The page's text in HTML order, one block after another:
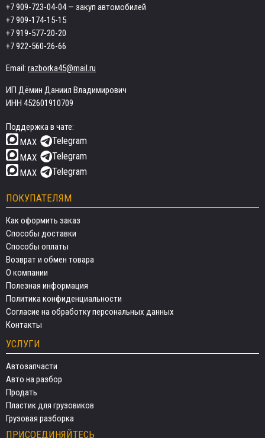
+7 909-723-04-04— закуп автомобилей
+7 909-174-15-15
+7 919-577-20-20
+7 922-560-26-66
Email: razborka45@mail.ru
ИП Дёмин Даниил Владимирович
ИНН 452601910709
Поддержка в чате:
MAX
Telegram
MAX Telegram
MAX Telegram
ПОКУПАТЕЛЯМ
Как оформить заказ
Способы доставки
Способы оплаты
Возврат и обмен товара
О компании
Полезная информация
Политика конфиденциальности
Согласие на обработку персональных данных
Контакты
УСЛУГИ
Автозапчасти
Авто на разбор
Продать
Пластик для грузовиков
Грузовая разборка
ПРИСОЕДИНЯЙТЕСЬ